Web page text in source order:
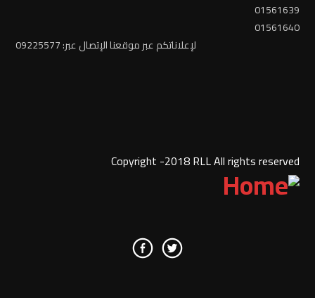
01561639
01561640
لإعلاناتكم عبر موقعنا الإتصال عبر: 09225577
Copyright -2018 RLL All rights reserved